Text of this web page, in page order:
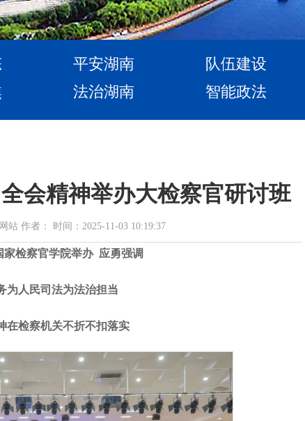
平安湖南
队伍建设
法治湖南 智能政法
会精神举办大检察官研讨班
站 作者： 时间：2025-11-03 10:19:37
家检察官学院举办 应勇强调
为人民司法为法治担当
在检察机关不折不扣落实